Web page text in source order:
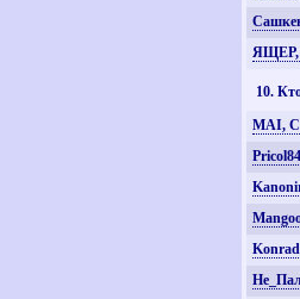
10.
MAI,